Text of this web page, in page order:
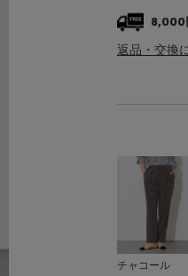
8,000
返品・交換
チャコール